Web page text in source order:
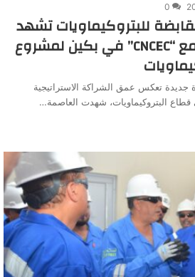
0
للبتروكيماويات تشهد
توقيع اتفاق اطار مع “CNCEC” في بكين لمشروع
تعكس عمق الشراكة الاستراتيجية
قطاع البتروكيماويات، شهدت العاصمة…